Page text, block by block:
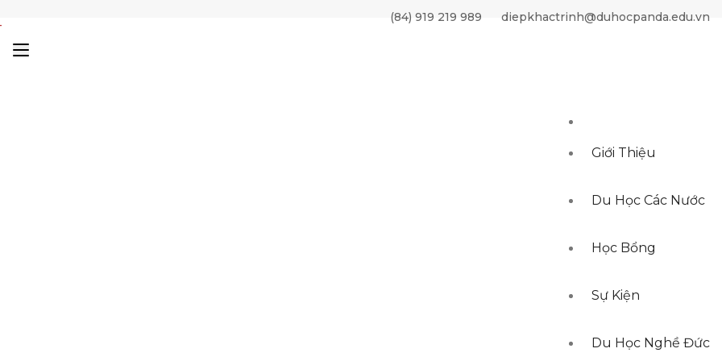
(84) 919 219 989 diepkhactrinh@duhocpanda.edu.vn
Giới Thiệu
Du Học Các Nước
Học Bổng
Sự Kiện
Du Học Nghề Đức
sách visa%' or keywords like '%chính sách visa%' or meta_title like '%chính sách visa%' or meta_keywords like '%chính
like '%chính sách visa%' or meta_title like '%chính sách visa%' ) ORDER BY ordering DESC, created_at DESC LIMIT